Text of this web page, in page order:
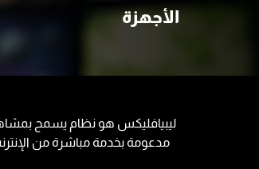
الأجهزة
ليبيافليكس هو نظام يسمح
مدعومة بخدمة مباشرة من